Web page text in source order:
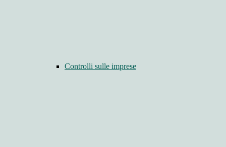
Controlli sulle imprese